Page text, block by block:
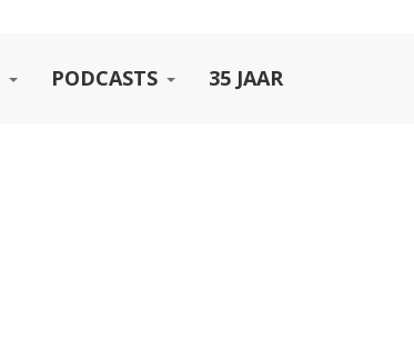
PODCASTS 35 JAAR